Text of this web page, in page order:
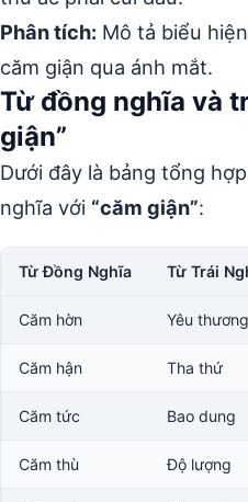
Phân tích: Mô tả biểu
căm giận qua ánh mắt.
Từ đồng nghĩa và
giận”
Dưới đây là bảng tổng
nghĩa với “căm giận”:
Từ Đồng Nghĩa Từ Trái
Căm hờn Yêu thương
Căm hận Tha thứ
Căm tức Bao dung
Căm thù Độ lượng